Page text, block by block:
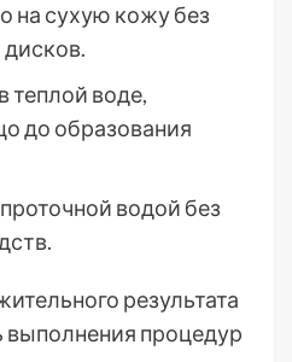
на сухую кожу без
теплой воде,
до образования
водой без
результата
выполнения процедур